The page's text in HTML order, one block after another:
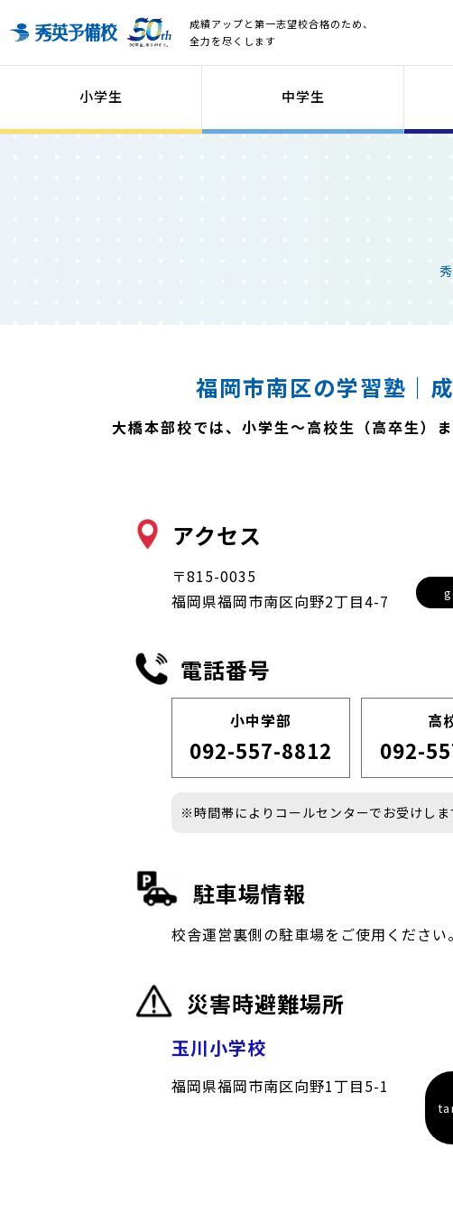
成績アップと第一志望校合格のため、
全力を尽くします
小学生 中学生
福岡市南区の学習塾｜
大橋本部校では、小学生〜高校生（高卒生）
アクセス
〒815-0035
福岡県福岡市南区向野2丁目4-7
電話番号
小中学部
092-557-8812
高
092-
※時間帯によりコールセンターでお受けしま
駐車場情報
校舎運営裏側の駐車場をご使用ください。
災害時避難場所
玉川小学校
福岡県福岡市南区向野1丁目5-1